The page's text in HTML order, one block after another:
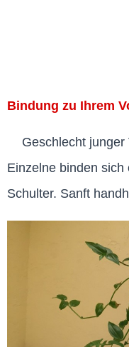
Bindung zu Ihrem
Geschlecht
Einzelne binden
Schulter. Sanft